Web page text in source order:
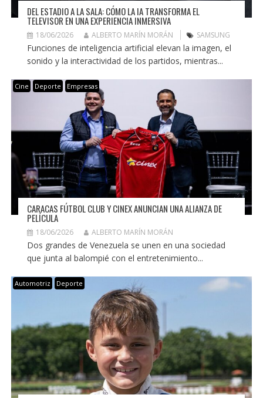
DEL ESTADIO A LA SALA: CÓMO LA IA TRANSFORMA EL
TELEVISOR EN UNA EXPERIENCIA INMERSIVA
18/06/2026 ALBERTO MARÍN MORÁN SAMSUNG
Funciones de inteligencia artificial elevan la imagen, el
sonido y la interactividad de los partidos, mientras...
Cine Deporte Empresas
CARACAS FÚTBOL CLUB Y CINEX ANUNCIAN UNA ALIANZA DE
PELÍCULA
18/06/2026 ALBERTO MARÍN MORÁN
Dos grandes de Venezuela se unen en una sociedad
que junta al balompié con el entretenimiento...
Automotriz Deporte